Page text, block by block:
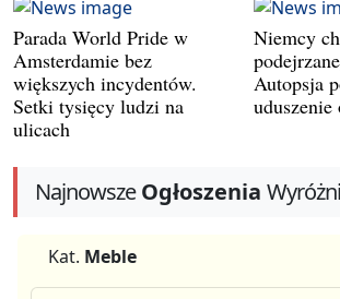
Parada World Pride w
Amsterdamie bez
większych incydentów.
Setki tysięcy ludzi na
ulicach
Niemcy
Autopsja
NajnowszeOgłoszenia
Kat. Meble